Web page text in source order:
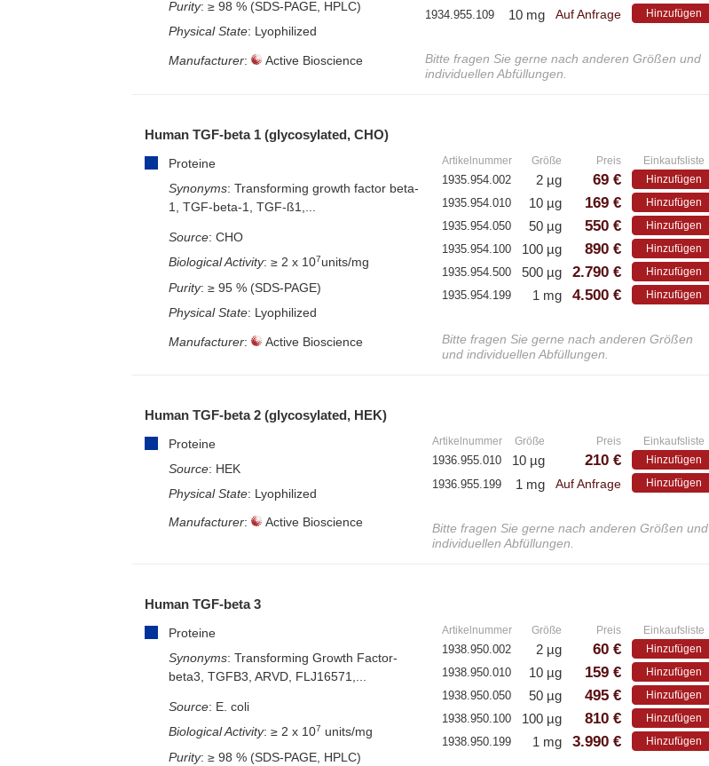
Purity: ≥ 98 % (SDS-PAGE, HPLC)
Physical State: Lyophilized
Manufacturer: Active Bioscience
1934.955.109 10 mg Auf Anfrage Hinzufügen
Bitte fragen Sie gerne nach anderen Größen und
individuellen Abfüllungen.
Human TGF-beta 1 (glycosylated, CHO)
Proteine
Synonyms: Transforming growth factor beta-
1, TGF-beta-1, TGF-ß1,...
Source: CHO
Biological Activity: ≥ 2 x 107units/mg
Purity: ≥ 95 % (SDS-PAGE)
Physical State: Lyophilized
Manufacturer: Active Bioscience
Artikelnummer Größe Preis Einkaufsliste
1935.954.002 2 µg 69 € Hinzufügen
1935.954.010 10 µg 169 € Hinzufügen
1935.954.050 50 µg 550 € Hinzufügen
1935.954.100 100 µg 890 € Hinzufügen
1935.954.500 500 µg 2.790 € Hinzufügen
1935.954.199 1 mg 4.500 € Hinzufügen
Bitte fragen Sie gerne nach anderen Größen
und individuellen Abfüllungen.
Human TGF-beta 2 (glycosylated, HEK)
Proteine
Source: HEK
Physical State: Lyophilized
Manufacturer: Active Bioscience
Artikelnummer Größe Preis Einkaufsliste
1936.955.010 10 µg 210 € Hinzufügen
1936.955.199 1 mg Auf Anfrage Hinzufügen
Bitte fragen Sie gerne nach anderen Größen und
individuellen Abfüllungen.
Human TGF-beta 3
Proteine
Synonyms: Transforming Growth Factor-
beta3, TGFB3, ARVD, FLJ16571,...
Source: E. coli
Biological Activity: ≥ 2 x 107 units/mg
Purity: ≥ 98 % (SDS-PAGE, HPLC)
Artikelnummer Größe Preis Einkaufsliste
1938.950.002 2 µg 60 € Hinzufügen
1938.950.010 10 µg 159 € Hinzufügen
1938.950.050 50 µg 495 € Hinzufügen
1938.950.100 100 µg 810 € Hinzufügen
1938.950.199 1 mg 3.990 € Hinzufügen